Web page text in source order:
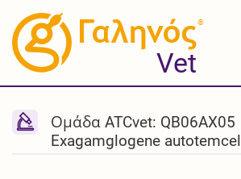
®
Vet
Ομάδα ATCvet: QB06AX05
Exagamglogene autotemcel